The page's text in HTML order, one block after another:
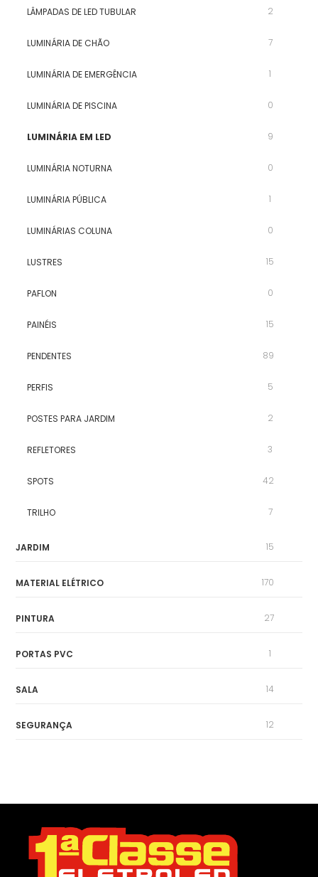
LÂMPADAS DE LED TUBULAR 2
LUMINÁRIA DE CHÃO 7
LUMINÁRIA DE EMERGÊNCIA 1
LUMINÁRIA DE PISCINA 0
LUMINÁRIA EM LED 9
LUMINÁRIA NOTURNA 0
LUMINÁRIA PÚBLICA 1
LUMINÁRIAS COLUNA 0
LUSTRES 15
PAFLON 0
PAINÉIS 15
PENDENTES 89
PERFIS 5
POSTES PARA JARDIM 2
REFLETORES 3
SPOTS 42
TRILHO 7
JARDIM 15
MATERIAL ELÉTRICO 170
PINTURA 27
PORTAS PVC 1
SALA 14
SEGURANÇA 12